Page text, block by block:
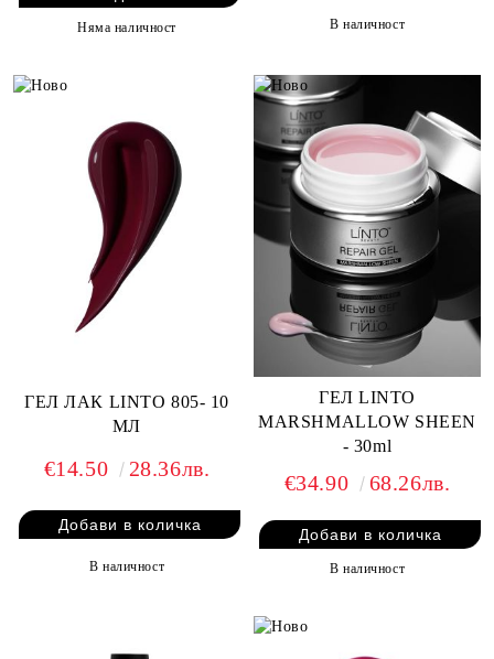
Няма наличност В наличност
ГЕЛ ЛАК LINTO 805- 10
МЛ
€14.50 28.36лв.
В наличност
ГЕЛ LINTO
MARSHMALLOW SHEEN
- 30ml
€34.90 68.26лв.
В наличност